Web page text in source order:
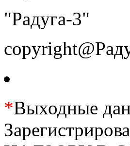
"Радуга-3"
*Выходные